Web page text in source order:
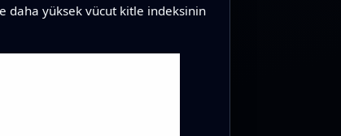
daha yüksek vücut kitle indeksinin